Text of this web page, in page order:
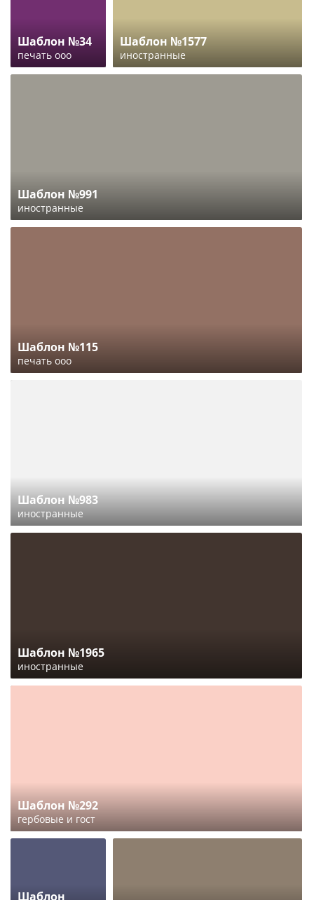
Шаблон №34
печать ооо
Шаблон №1577
иностранные
Шаблон №991
иностранные
Шаблон №115
печать ооо
Шаблон №983
иностранные
Шаблон №1965
иностранные
Шаблон №292
гербовые и гост
Шаблон